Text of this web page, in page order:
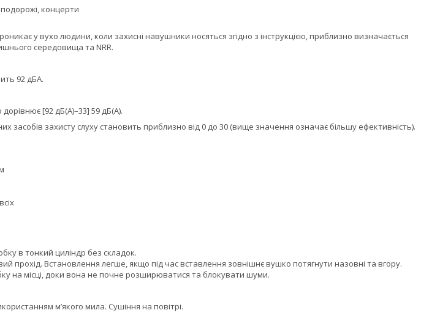
концерти
у вухо людини, коли захисні навушники носяться згідно з інструкцією, приблизно визначається
середовища та NRR.
92 дБА.
[92 дБ(A)–33] 59 дБ(A).
засобів захисту слуху становить приблизно від 0 до 30 (вище значення означає більшу ефективність).
в тонкий циліндр без складок.
прохід. Встановлення легше, якщо під час вставлення зовнішнє вушко потягнути назовні та вгору.
на місці, доки вона не почне розширюватися та блокувати шуми.
м’якого мила. Сушіння на повітрі.